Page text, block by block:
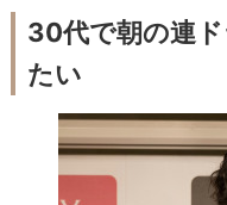
30代で朝の連
たい